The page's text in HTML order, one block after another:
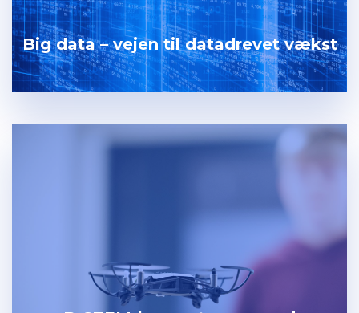
Big data – vejen til datadrevet vækst